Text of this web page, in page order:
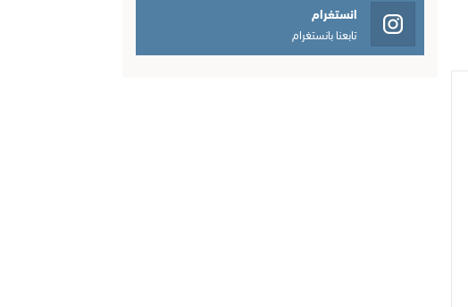
انستغرام
تابعنا بانستغرام